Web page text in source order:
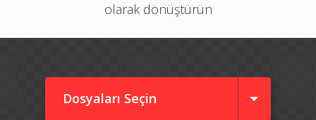
olarak dönüştürün
Dosyaları Seçin